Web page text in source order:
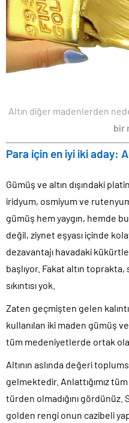
Altın diğer madenlerden
bir
Para için en iyi iki aday:
Gümüş ve altın dışındaki
iridyum, osmiyum ve
gümüş hem yaygın, hemde
değil, ziynet eşyası içinde
dezavantajı havadaki
başlıyor. Fakat altın
sıkıntısı yok.
Zaten geçmişten gelen
kullanılan iki maden gümüş
tüm medeniyetlerde ortak
Altının aslında değeri
gelmektedir. Anlattığımız
türden olmadığını gördünüz.
golden rengi onun cazibeli